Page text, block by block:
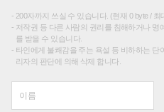
200자까지 쓰실 수 있습니다. (현재 0 byte / 최
저작권 등 다른 사람의 권리를 침해하거나 명
를 받을 수 있습니다.
타인에게 불쾌감을 주는 욕설 등 비하하는
리자의 판단에 의해 삭제 합니다.